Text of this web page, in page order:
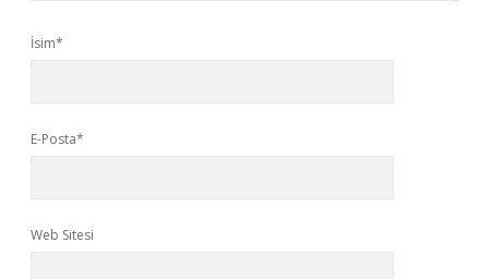
İsim*
E-Posta*
Web Sitesi